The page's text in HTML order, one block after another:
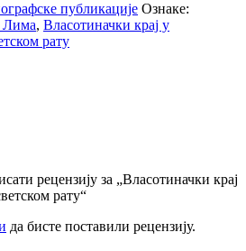
публикације Ознаке:
Лима, Власотиначки крај у
рату
рецензију за „Власотиначки крај
рату“
да бисте поставили рецензију.